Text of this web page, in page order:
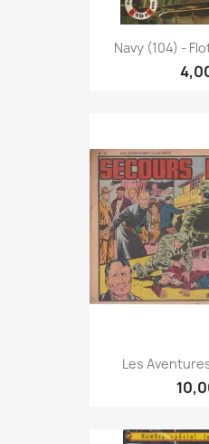
Navy (104) -
Les